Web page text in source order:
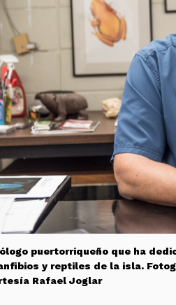
puertorriqueño que ha
y reptiles de la isla.
Rafael Joglar